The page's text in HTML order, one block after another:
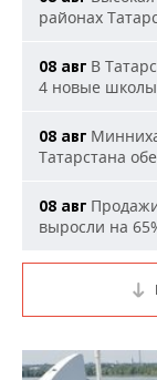
районах
08 авг В
4 новые школы
08 авг
Татарстана
08 авг
выросли на